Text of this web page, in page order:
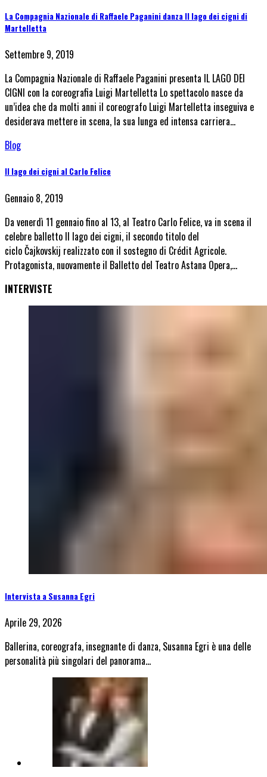
La Compagnia Nazionale di Raffaele Paganini danza Il lago dei cigni di
Martelletta
Settembre 9, 2019
La Compagnia Nazionale di Raffaele Paganini presenta IL LAGO DEI
CIGNI con la coreografia Luigi Martelletta Lo spettacolo nasce da
un’idea che da molti anni il coreografo Luigi Martelletta inseguiva e
desiderava mettere in scena, la sua lunga ed intensa carriera…
Blog
Il lago dei cigni al Carlo Felice
Gennaio 8, 2019
Da venerdì 11 gennaio fino al 13, al Teatro Carlo Felice, va in scena il
celebre balletto Il lago dei cigni, il secondo titolo del
ciclo Čajkovskij realizzato con il sostegno di Crédit Agricole.
Protagonista, nuovamente il Balletto del Teatro Astana Opera,…
INTERVISTE
Intervista a Susanna Egri
Aprile 29, 2026
Ballerina, coreografa, insegnante di danza, Susanna Egri è una delle
personalità più singolari del panorama…